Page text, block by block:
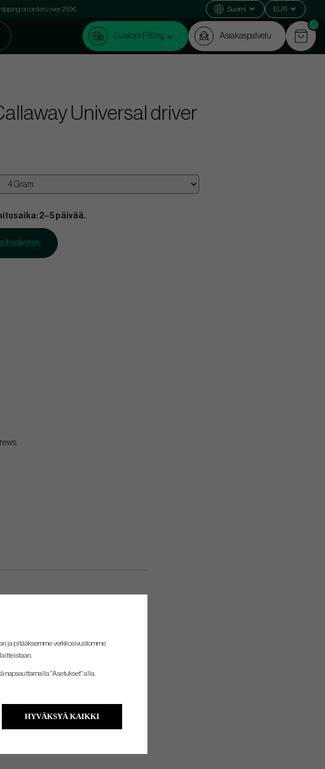
on orders over 250€ Suomi EUR
Custom Fitting Asiakaspalvelu
0
Universal driver
2–5 päivää.
ja pitääksemme verkkosivustomme
napsauttamalla "Asetukset" alla.
HYVÄKSYÄ KAIKKI